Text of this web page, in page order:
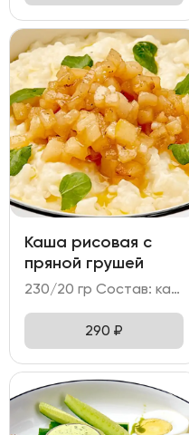
Каша рисовая с
пряной грушей
230/20 гр Состав: каша рисовая на топленом/кокосовом молоке с грушей в сиропе.
290 ₽